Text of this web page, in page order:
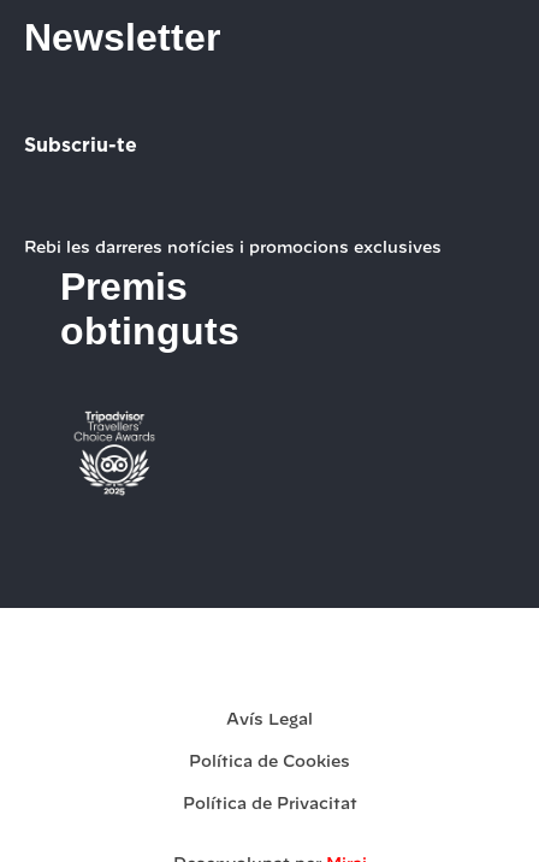
Newsletter
Subscriu-te
Rebi les darreres notícies i promocions exclusives
Premis
obtinguts
Avís Legal
Política de Cookies
Política de Privacitat